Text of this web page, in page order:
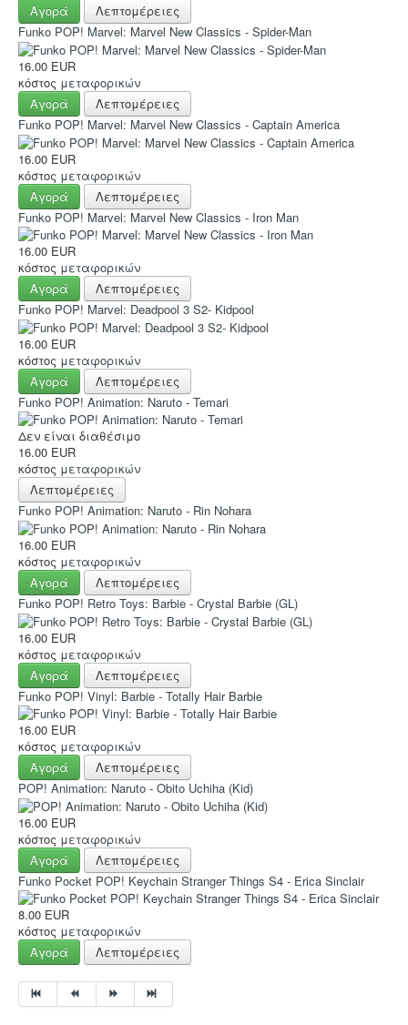
Αγορά
Λεπτομέρειες
Funko POP! Marvel: Marvel New Classics - Spider-Man
16.00 EUR
κόστος μεταφορικών
Αγορά
Λεπτομέρειες
Funko POP! Marvel: Marvel New Classics - Captain America
16.00 EUR
κόστος μεταφορικών
Αγορά
Λεπτομέρειες
Funko POP! Marvel: Marvel New Classics - Iron Man
16.00 EUR
κόστος μεταφορικών
Αγορά
Λεπτομέρειες
Funko POP! Marvel: Deadpool 3 S2- Kidpool
16.00 EUR
κόστος μεταφορικών
Αγορά
Λεπτομέρειες
Funko POP! Animation: Naruto - Temari
Δεν είναι διαθέσιμο
16.00 EUR
κόστος μεταφορικών
Λεπτομέρειες
Funko POP! Animation: Naruto - Rin Nohara
16.00 EUR
κόστος μεταφορικών
Αγορά
Λεπτομέρειες
Funko POP! Retro Toys: Barbie - Crystal Barbie (GL)
16.00 EUR
κόστος μεταφορικών
Αγορά
Λεπτομέρειες
Funko POP! Vinyl: Barbie - Totally Hair Barbie
16.00 EUR
κόστος μεταφορικών
Αγορά
Λεπτομέρειες
POP! Animation: Naruto - Obito Uchiha (Kid)
16.00 EUR
κόστος μεταφορικών
Αγορά
Λεπτομέρειες
Funko Pocket POP! Keychain Stranger Things S4 - Erica Sinclair
8.00 EUR
κόστος μεταφορικών
Αγορά
Λεπτομέρειες